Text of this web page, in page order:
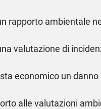
rapporto ambientale
valutazione di
economico un danno
alle valutazioni